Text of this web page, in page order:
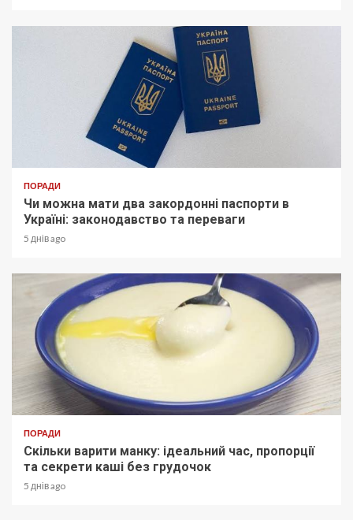
ПОРАДИ
Чи можна мати два закордонні паспорти в
Україні: законодавство та переваги
5 днів ago
ПОРАДИ
Скільки варити манку: ідеальний час, пропорції
та секрети каші без грудочок
5 днів ago